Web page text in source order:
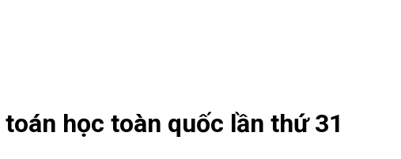
học toàn quốc lần thứ 31